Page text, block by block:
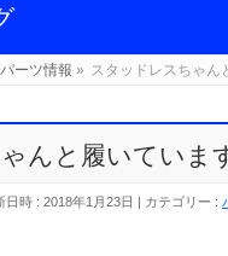
パーツ情報 » スタッドレスちゃん
んと履いていま
日時 : 2018年1月23日 カテゴリー :